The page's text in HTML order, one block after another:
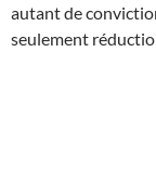
autant de
seulement